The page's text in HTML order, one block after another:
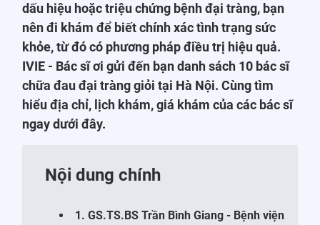
dấu hiệu hoặc triệu chứng bệnh đại tràng, bạn
nên đi khám để biết chính xác tình trạng sức
khỏe, từ đó có phương pháp điều trị hiệu quả.
IVIE - Bác sĩ ơi gửi đến bạn danh sách 10 bác sĩ
chữa đau đại tràng giỏi tại Hà Nội. Cùng tìm
hiểu địa chỉ, lịch khám, giá khám của các bác sĩ
ngay dưới đây.
Nội dung chính
1. GS.TS.BS Trần Bình Giang - Bệnh viện